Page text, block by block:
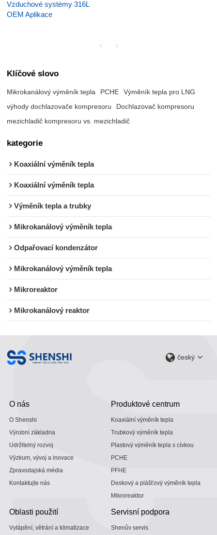
Vzduchové systémy 316L
OEM Aplikace
Klíčové slovo
Mikrokanálový výměník tepla PCHE
Výměník tepla pro LNG
výhody dochlazovače kompresoru
Dochlazovač kompresoru
mezichladič kompresoru vs. mezichladič
kategorie
Koaxiální výměník tepla
Koaxiální výměník tepla
Výměník tepla a trubky
Mikrokanálový výměník tepla
Odpařovací kondenzátor
Mikrokanálový výměník tepla
Mikroreaktor
Mikrokanálový reaktor
český
O nás
O Shenshi
Výrobní základna
Udržitelný rozvoj
Výzkum, vývoj a inovace
Zpravodajská média
Kontaktujte nás
Produktové centrum
Koaxiální výměník tepla
Trubkový výměník tepla
Plastový výměník tepla s cívkou
PCHE
PFHE
Deskový a plášťový výměník tepla
Mikroreaktor
Oblasti použití
Vytápění, větrání a klimatizace
Servisní podpora
Shenův servis